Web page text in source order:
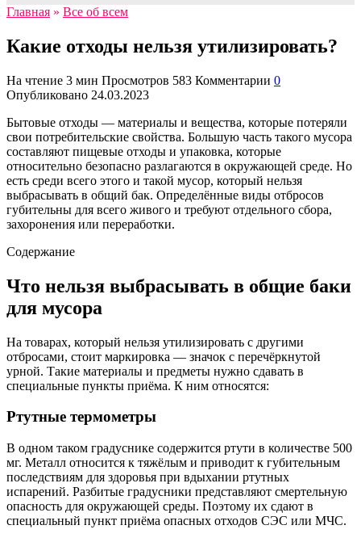
Главная » Все об всем
Какие отходы нельзя утилизировать?
На чтение 3 мин Просмотров 583 Комментарии 0
Опубликовано 24.03.2023
Бытовые отходы — материалы и вещества, которые потеряли
свои потребительские свойства. Большую часть такого мусора
составляют пищевые отходы и упаковка, которые
относительно безопасно разлагаются в окружающей среде. Но
есть среди всего этого и такой мусор, который нельзя
выбрасывать в общий бак. Определённые виды отбросов
губительны для всего живого и требуют отдельного сбора,
захоронения или переработки.
Содержание
Что нельзя выбрасывать в общие баки
для мусора
На товарах, который нельзя утилизировать с другими
отбросами, стоит маркировка — значок с перечёркнутой
урной. Такие материалы и предметы нужно сдавать в
специальные пункты приёма. К ним относятся:
Ртутные термометры
В одном таком градуснике содержится ртути в количестве 500
мг. Металл относится к тяжёлым и приводит к губительным
последствиям для здоровья при вдыхании ртутных
испарений. Разбитые градусники представляют смертельную
опасность для окружающей среды. Поэтому их сдают в
специальный пункт приёма опасных отходов СЭС или МЧС.